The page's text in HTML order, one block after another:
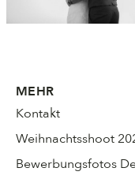
MEHR
Kontakt
Weihnachtsshoot
Bewerbungsfotos